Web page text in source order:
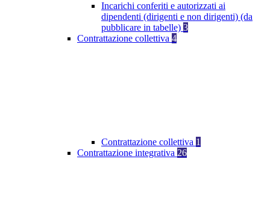
Incarichi conferiti e autorizzati ai
dipendenti (dirigenti e non dirigenti) (da
pubblicare in tabelle) 3
Contrattazione collettiva 4
Contrattazione collettiva 1
Contrattazione integrativa 26